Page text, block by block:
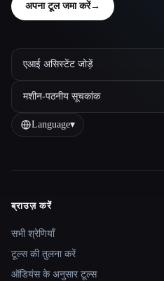
अपना टूल जमा करें→
एआई असिस्टेंट जोड़ें
मशीन-पठनीय सूचकांक
Language▾
Site navigation
ब्राउज़ करें
सभी श्रेणियाँ
टूल्स की तुलना करें
ऑडियंस के अनुसार टूल्स